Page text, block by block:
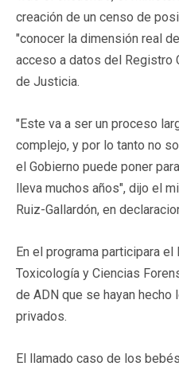
creación de un censo de
"conocer la dimensión real
acceso a datos del Registro
de Justicia.
"Este va a ser un proceso
complejo, y por lo tanto no
el Gobierno puede poner
lleva muchos años", dijo el
Ruiz-Gallardón, en
En el programa participara
Toxicología y Ciencias
de ADN que se hayan
privados.
El llamado caso de los